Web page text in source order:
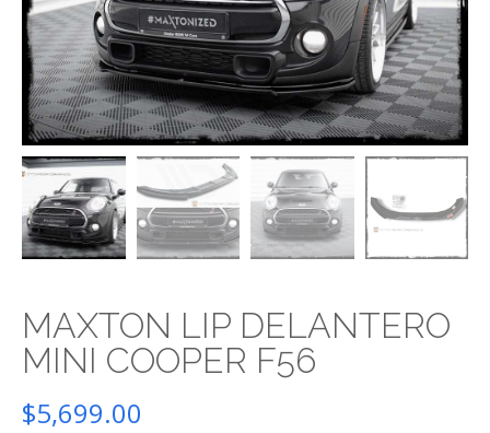
MAXTON LIP DELANTERO
MINI COOPER F56
$5,699.00